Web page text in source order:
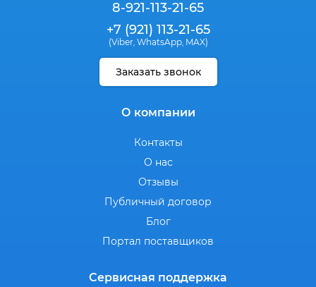
8-921-113-21-65
+7 (921) 113-21-65
(Viber, WhatsApp, MAX)
Заказать звонок
О компании
Контакты
О нас
Отзывы
Публичный договор
Блог
Портал поставщиков
Сервисная поддержка